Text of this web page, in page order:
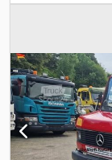
tengelytáv:3 570
száma:1, Gyártási
négyévszakos
vonófej,
tapasztalatunk
Szívesen
kínálunk egy